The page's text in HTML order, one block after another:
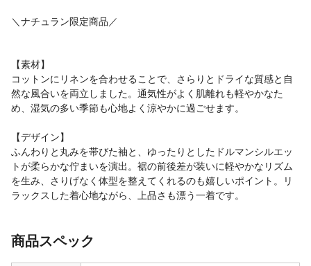
＼ナチュラン限定商品／
【素材】
コットンにリネンを合わせることで、さらりとドライな質感と自
然な風合いを両立しました。通気性がよく肌離れも軽やかなた
め、湿気の多い季節も心地よく涼やかに過ごせます。
【デザイン】
ふんわりと丸みを帯びた袖と、ゆったりとしたドルマンシルエッ
トが柔らかな佇まいを演出。裾の前後差が装いに軽やかなリズム
を生み、さりげなく体型を整えてくれるのも嬉しいポイント。リ
ラックスした着心地ながら、上品さも漂う一着です。
商品スペック